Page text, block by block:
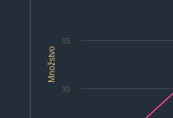
Množstvo
30
35